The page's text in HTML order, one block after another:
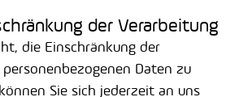
der Verarbeitung
die Einschränkung der
Daten zu
Sie sich jederzeit an uns